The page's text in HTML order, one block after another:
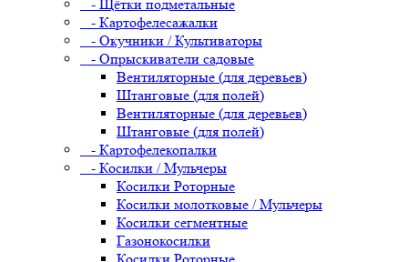
- Щётки подметальные
- Картофелесажалки
- Окучники / Культиваторы
- Опрыскиватели садовые
Вентиляторные (для деревьев)
Штанговые (для полей)
Вентиляторные (для деревьев)
Штанговые (для полей)
- Картофелекопалки
- Косилки / Мульчеры
Косилки Роторные
Косилки молотковые / Мульчеры
Косилки сегментные
Газонокосилки